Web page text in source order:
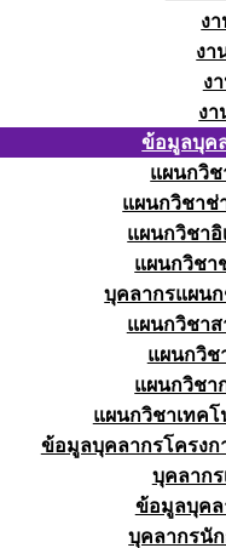
ง
งา
ง
งา
ข้อมูลบุค
แผนกวิ
แผนกวิชาช่
แผนกวิชา
แผนกวิชา
บุคลากรแผน
แผนกวิชา
แผนกวิ
แผนกวิชา
แผนกวิชาเทค
ข้อมูลบุคลากรโครงก
บุคลากร
ข้อมูลบุคล
บุคลากรนั